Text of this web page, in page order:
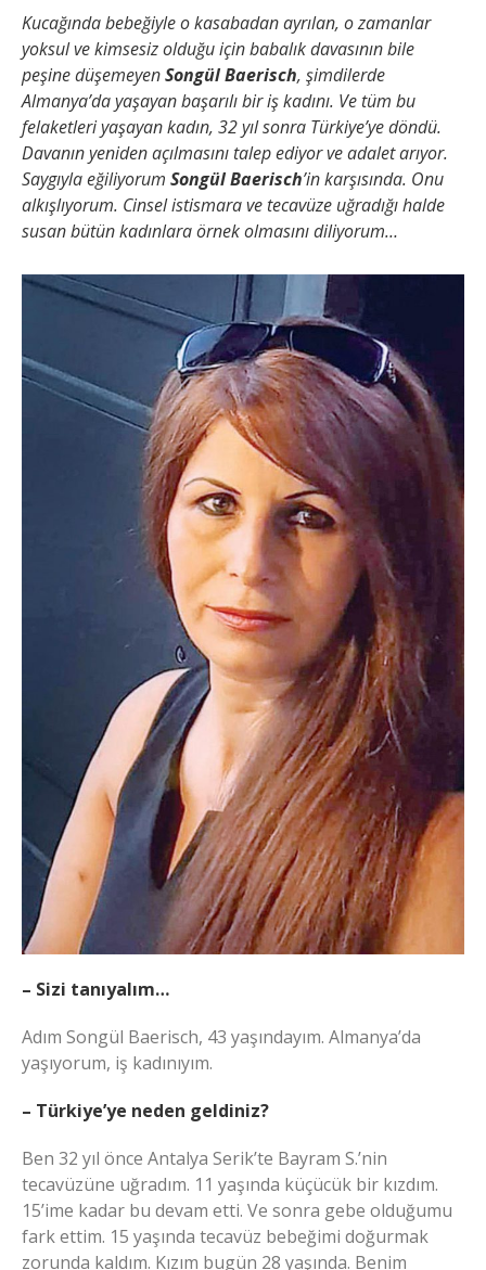
Kucağında bebeğiyle o kasabadan ayrılan, o zamanlar
yoksul ve kimsesiz olduğu için babalık davasının bile
peşine düşemeyenSongül Baerisch, şimdilerde
Almanya’da yaşayan başarılı bir iş kadını. Ve tüm bu
felaketleri yaşayan kadın, 32 yıl sonra Türkiye’ye döndü.
Davanın yeniden açılmasını talep ediyor ve adalet arıyor.
Saygıyla eğiliyorum Songül Baerisch’in karşısında. Onu
alkışlıyorum. Cinsel istismara ve tecavüze uğradığı halde
susan bütün kadınlara örnek olmasını diliyorum…
– Sizi tanıyalım…
Adım Songül Baerisch, 43 yaşındayım. Almanya’da
yaşıyorum, iş kadınıyım.
– Türkiye’ye neden geldiniz?
Ben 32 yıl önce Antalya Serik’te Bayram S.’nin
tecavüzüne uğradım. 11 yaşında küçücük bir kızdım.
15’ime kadar bu devam etti. Ve sonra gebe olduğumu
fark ettim. 15 yaşında tecavüz bebeğimi doğurmak
zorunda kaldım. Kızım bugün 28 yaşında. Benim